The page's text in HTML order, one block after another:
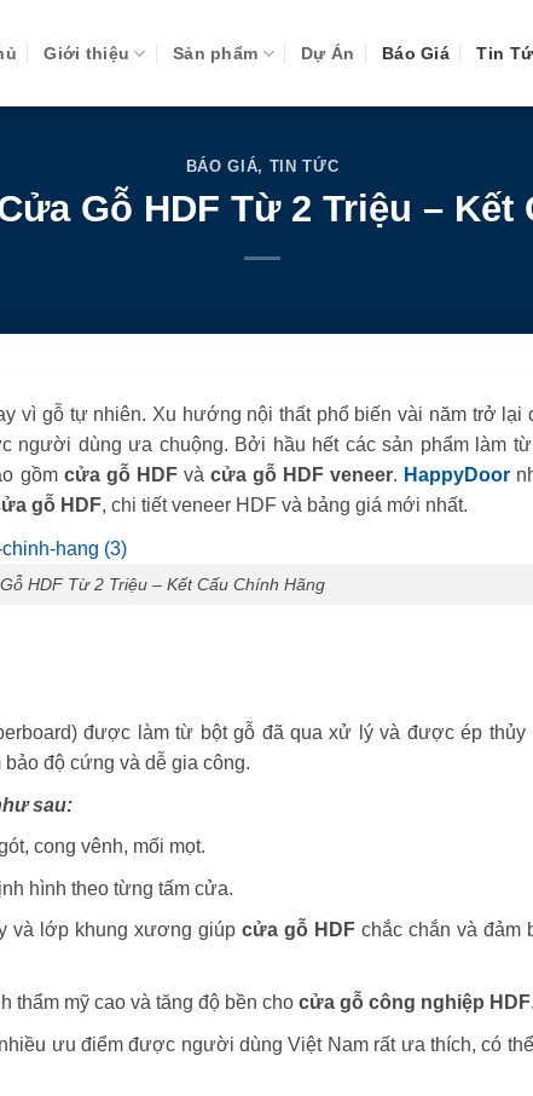
Giới thiệu Sản phẩm Dự Án Báo Giá Tin
BÁO GIÁ, TIN TỨC
Gỗ HDF Từ 2 Triệu – Kết
vì gỗ tự nhiên. Xu hướng nội thất phổ biến vài năm trở lại
người dùng ưa chuộng. Bởi hầu hết các sản phẩm làm
gồm cửa gỗ HDFvà cửa gỗ HDF veneer. HappyDoor
gỗ HDF, chi tiết veneer HDF và bảng giá mới nhất.
HDF Từ 2 Triệu – Kết Cấu Chính Hãng
được làm từ bột gỗ đã qua xử lý và được ép thủy
độ cứng và dễ gia công.
sau:
cong vênh, mối mọt.
hình theo từng tấm cửa.
và lớp khung xương giúpcửa gỗ HDF chắc chắn và đảm
thẩm mỹ cao và tăng độ bền cho cửa gỗ công nghiệp HDF.
ưu điểm được người dùng Việt Nam rất ưa thích, có